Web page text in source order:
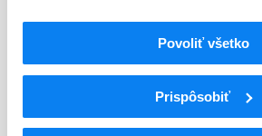
Povoliť všetko
Prispôsobiť
30 - ANTIDEPRESSIVA
N
Centrálna nervová